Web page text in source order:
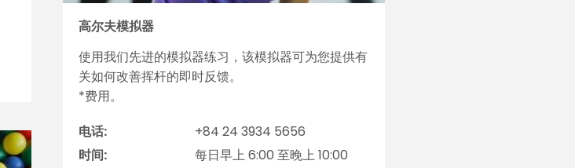
高尔夫模拟器
使用我们先进的模拟器练习，该模拟器可为您提供有
关如何改善挥杆的即时反馈。
*费用。
电话:
+84 24 3934 5656
时间:
每日早上 6:00 至晚上 10:00